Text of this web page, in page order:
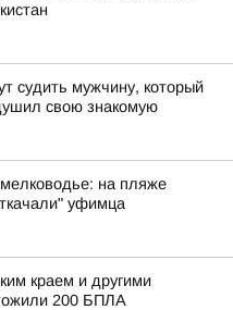
судить мужчину, который
свою знакомую
на пляже
уфимца
краем и другими
200 БПЛА